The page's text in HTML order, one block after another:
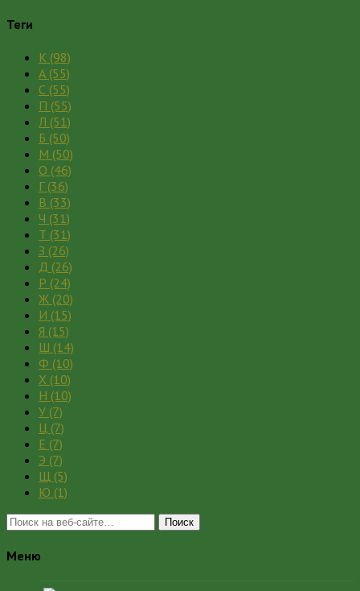
Теги
К (98)
А (55)
С (55)
П (55)
Л (51)
Б (50)
М (50)
О (46)
Г (36)
В (33)
Ч (31)
Т (31)
З (26)
Д (26)
Р (24)
Ж (20)
И (15)
Я (15)
Ш (14)
Ф (10)
Х (10)
Н (10)
У (7)
Ц (7)
Е (7)
Э (7)
Щ (5)
Ю (1)
Поиск
Меню